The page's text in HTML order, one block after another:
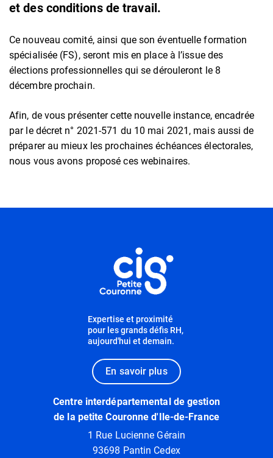
et des conditions de travail.
Ce nouveau comité, ainsi que son éventuelle formation
spécialisée (FS), seront mis en place à l’issue des
élections professionnelles qui se dérouleront le 8
décembre prochain.
Afin, de vous présenter cette nouvelle instance, encadrée
par le décret n° 2021-571 du 10 mai 2021, mais aussi de
préparer au mieux les prochaines échéances électorales,
nous vous avons proposé ces webinaires.
Expertise et proximité
pour les grands défis RH,
aujourd'hui et demain.
En savoir plus
Centre interdépartemental de gestion
de la petite Couronne d'Ile-de-France
1 Rue Lucienne Gérain
93698 Pantin Cedex